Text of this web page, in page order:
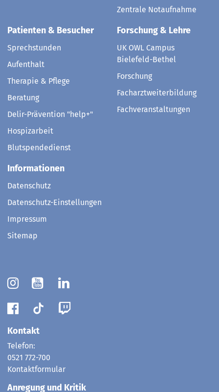
Zentrale Notaufnahme
Patienten & Besucher
Sprechstunden
Aufenthalt
Therapie & Pflege
Beratung
Delir-Prävention "help+"
Hospizarbeit
Blutspendedienst
Forschung & Lehre
UK OWL Campus
Bielefeld-Bethel
Forschung
Facharztweiterbildung
Fachveranstaltungen
Informationen
Datenschutz
Datenschutz-Einstellungen
Impressum
Sitemap
Kontakt
Telefon:
0521 772-700
Kontaktformular
Anregung und Kritik